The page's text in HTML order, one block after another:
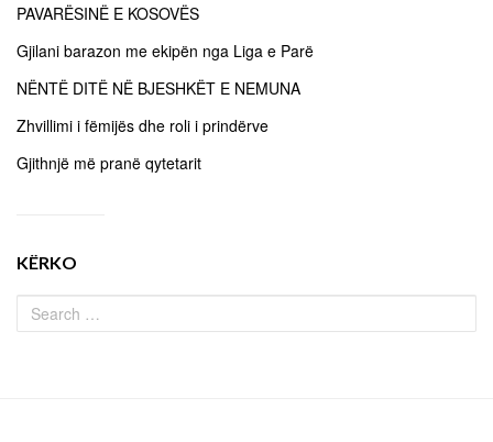
PAVARËSINË E KOSOVËS
Gjilani barazon me ekipën nga Liga e Parë
NËNTË DITË NË BJESHKËT E NEMUNA
Zhvillimi i fëmijës dhe roli i prindërve
Gjithnjë më pranë qytetarit
KËRKO